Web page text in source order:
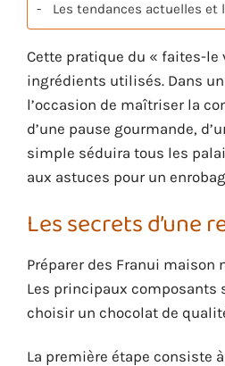
Les tendances actuelles
Cette pratique du « faites-
ingrédients utilisés. Dans
l’occasion de maîtriser la
d’une pause gourmande,
simple séduira tous les
aux astuces pour un
Les secrets
Préparer des Franui maison
Les principaux composants
choisir un chocolat de
La première étape consiste